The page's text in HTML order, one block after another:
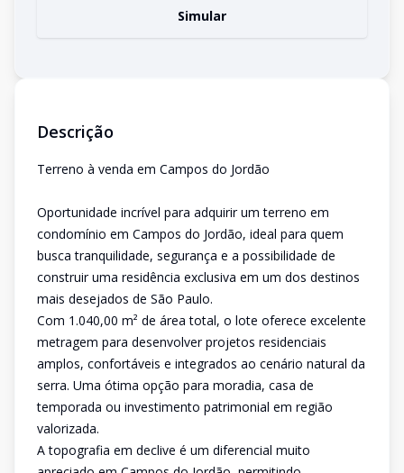
Simular
Descrição
Terreno à venda em Campos do Jordão
Oportunidade incrível para adquirir um terreno em
condomínio em Campos do Jordão, ideal para quem
busca tranquilidade, segurança e a possibilidade de
construir uma residência exclusiva em um dos destinos
mais desejados de São Paulo.
Com 1.040,00 m² de área total, o lote oferece excelente
metragem para desenvolver projetos residenciais
amplos, confortáveis e integrados ao cenário natural da
serra. Uma ótima opção para moradia, casa de
temporada ou investimento patrimonial em região
valorizada.
A topografia em declive é um diferencial muito